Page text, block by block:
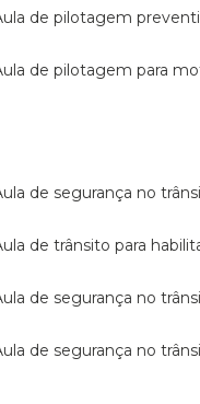
aula de pilotagem
aula de pilotagem para
aula de segurança no
aula de trânsito para
aula de segurança no
aula de segurança no